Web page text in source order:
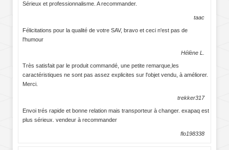
Sérieux et professionnalisme. A recommander.
taac
Félicitations pour la qualité de votre SAV, bravo et ceci n'est pas de
l'humour
Hélène L.
Très satisfait par le produit commandé, une petite remarque,les
caractéristiques ne sont pas assez explicites sur l'objet vendu, à améliorer.
Merci.
trekker317
Envoi trés rapide et bonne relation mais transporteur à changer. exapaq est
plus sérieux. vendeur à recommander
flo198338